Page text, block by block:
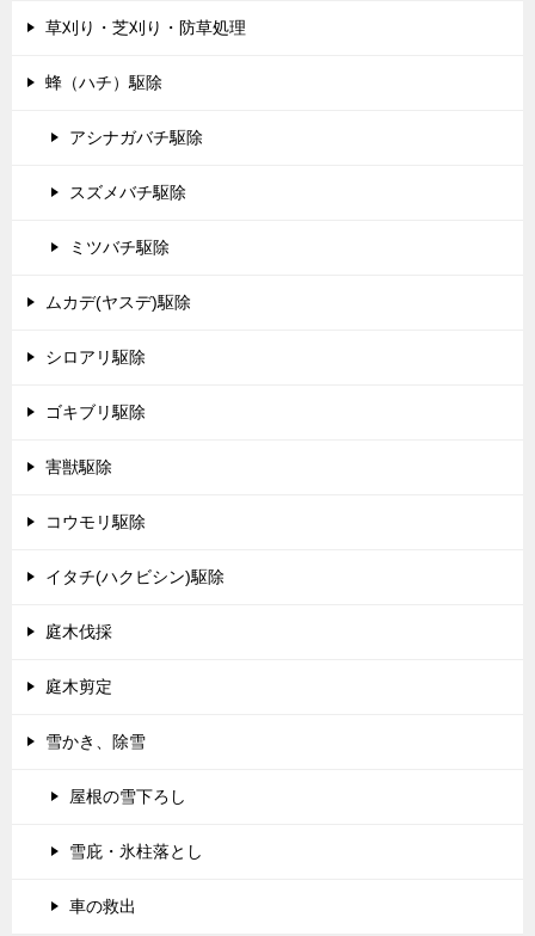
草刈り・芝刈り・防草処理
蜂（ハチ）駆除
アシナガバチ駆除
スズメバチ駆除
ミツバチ駆除
ムカデ(ヤスデ)駆除
シロアリ駆除
ゴキブリ駆除
害獣駆除
コウモリ駆除
イタチ(ハクビシン)駆除
庭木伐採
庭木剪定
雪かき、除雪
屋根の雪下ろし
雪庇・氷柱落とし
車の救出